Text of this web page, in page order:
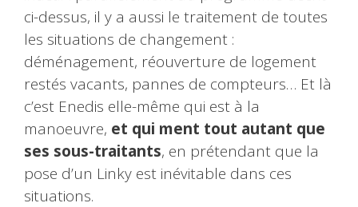
ci-dessus, il y a aussi le traitement de toutes
les situations de changement :
déménagement, réouverture de logement
restés vacants, pannes de compteurs… Et là
c’est Enedis elle-même qui est à la
manoeuvre, et qui ment tout autant que
ses sous-traitants, en prétendant que la
pose d’un Linky est inévitable dans ces
situations.